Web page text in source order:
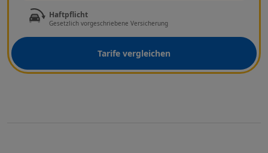
Haftpflicht
Gesetzlich vorgeschriebene Versicherung
Tarife vergleichen